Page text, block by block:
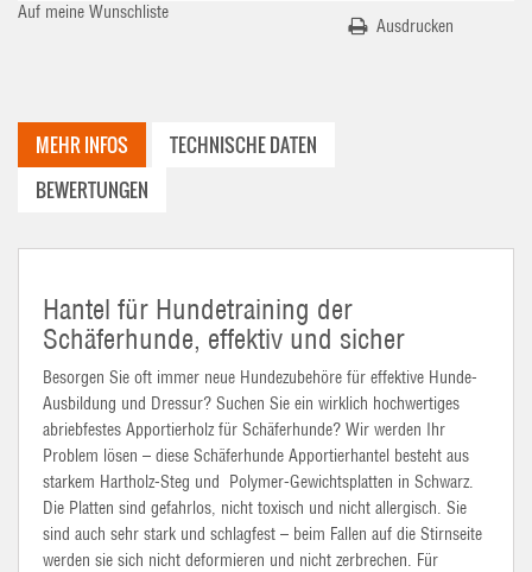
Auf meine Wunschliste
Ausdrucken
MEHR INFOS
TECHNISCHE DATEN
BEWERTUNGEN
Hantel für Hundetraining der
Schäferhunde, effektiv und sicher
Besorgen Sie oft immer neue Hundezubehöre für effektive Hunde-
Ausbildung und Dressur? Suchen Sie ein wirklich hochwertiges
abriebfestes Apportierholz für Schäferhunde? Wir werden Ihr
Problem lösen – diese Schäferhunde Apportierhantel besteht aus
starkem Hartholz-Steg und Polymer-Gewichtsplatten in Schwarz.
Die Platten sind gefahrlos, nicht toxisch und nicht allergisch. Sie
sind auch sehr stark und schlagfest – beim Fallen auf die Stirnseite
werden sie sich nicht deformieren und nicht zerbrechen. Für